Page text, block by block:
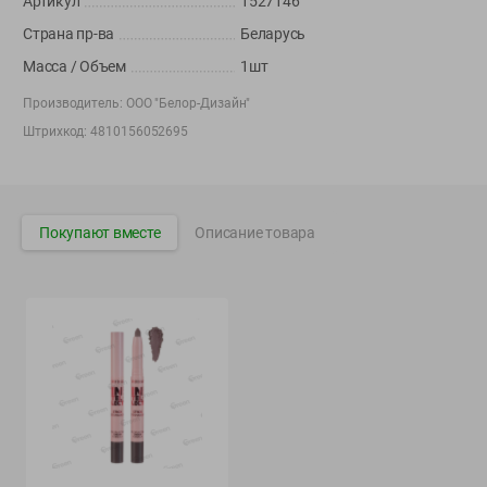
Вакансии👋
Корпоративный сайт Green
соглашения
Фрунзенского района г. Минска + 375 17 272 73 84 .
продавцом рассматривать обращения покупателей о нарушении их
прав, предусмотренных законодательством о защите прав
потребителей: +375 44 560-60-61, shop@green-dostavka.by.
Способы оплаты товара:
Страна пр-ва
Беларусь
Масса / Объем
1шт
Производитель: ООО "Белор-Дизайн"
Штрихкод:4810156052695
Покупают вместе Описание товара